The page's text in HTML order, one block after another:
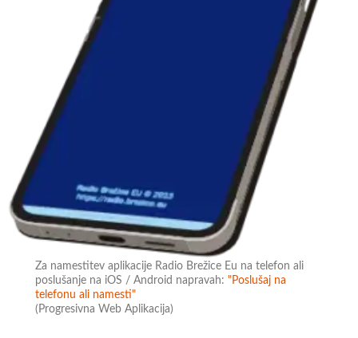
Za namestitev aplikacije Radio Brežice Eu na telefon ali
poslušanje na iOS / Android napravah:"Poslušaj na
telefonu ali namesti"
(Progresivna Web Aplikacija)